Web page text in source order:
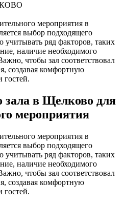
мероприятия в
выбор подходящего
учитывать ряд факторов, таких
наличие необходимого
чтобы зал соответствовал
создавая комфортную
гостей.
зала в Щелково для
мероприятия
мероприятия в
выбор подходящего
учитывать ряд факторов, таких
наличие необходимого
чтобы зал соответствовал
создавая комфортную
гостей.